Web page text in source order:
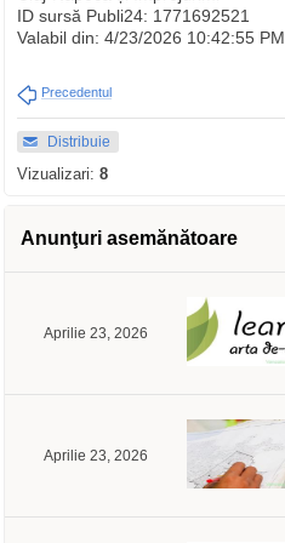
ID sursă Publi24: 1771692521
Valabil din: 4/23/2026 10:42:55 PM
Precedentul
Distribuie
Vizualizari: 8
Anunţuri asemănătoare
Aprilie 23, 2026
Aprilie 23, 2026